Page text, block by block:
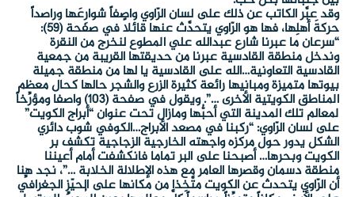
وقد عبَّر الكاتب عن ذلك على لسان الرّاوي واصفاً شوارِعَها وراصداً
حركةَ أهلِها، فها هو الرّاوي يتحدَّث عنها قائلاً في صفحة (59):
“سرعان ما عبرنا شارع عبدالله علي المطوع لنخرج من النقرة
وندخل منطقة القادسية عبرنا من حديقتها القريبة من جمعية
القادسية التعاونية…الله على القادسية يا لها من منطقة جميلة
بيوتها متميزة ومبانيها رائعة كثيرة الزرع والشجر حالها كحال معظم
المناطق الكويتية الأخرى …”. ويقول في صفحة (103) واصفا ومؤرِّخاً
لمعالم تلك المدينة التي أحبُّها ومازال تحت عنوان “أبراج الكويت”
على لسان الرّاوي: “ركبنا في مصعد الأبراج…الكوفي شوب دائري
الشكل يدور حول مركزه واجهته الخارجية الزجاجية تكشف بر
الكويت وبحرها… أصبحنا على البر تماما فانكشفت أمام أعيننا
منطقة دسمان وقصرها العامر مع هذه الإطلالة الخلابة …”، نجد هنا
أن الرّاوي يتحدث عن الكويت متَّخِذا من مكانها على الحيّزِ الجغرافيِّ